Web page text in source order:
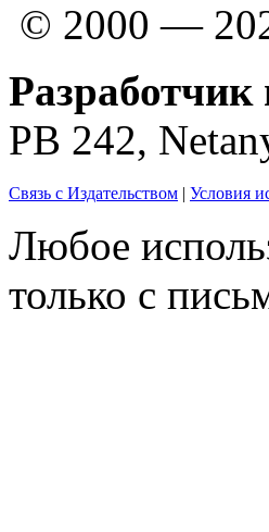
© 2000 —
PB 242,
Связь с Издательством | Условия
Любое
только с